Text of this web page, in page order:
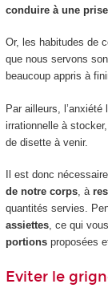
conduire à une
Or, les habitudes de
que nous servons
beaucoup appris à
Par ailleurs,
irrationnelle à
de disette à venir.
Il est donc nécessaire
de notre corps, à
quantités servies.
assiettes, ce qui
portions proposées
Eviter le